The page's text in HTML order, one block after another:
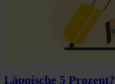
Läppische 5 Prozent?